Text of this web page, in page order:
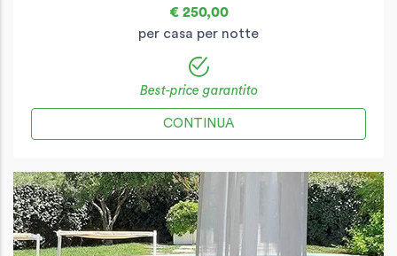
€ 250,00
per casa per notte
Best-price garantito
CONTINUA